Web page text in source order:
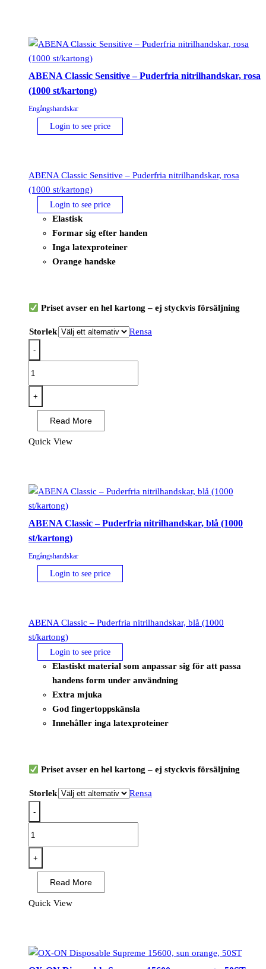
mängd
ABENA Classic Sensitive – Puderfria nitrilhandskar, rosa
(1000 st/kartong)
Engångshandskar
Login to see price
ABENA Classic Sensitive – Puderfria nitrilhandskar, rosa
(1000 st/kartong)
Login to see price
Elastisk
Formar sig efter handen
Inga latexproteiner
Orange handske
Priset avser en hel kartong – ej styckvis försäljning
Storlek Rensa
-
Sensitive
–
Puderfria
nitrilhandskar,
mängd
+
Read More
Quick View
ABENA Classic – Puderfria nitrilhandskar, blå (1000
st/kartong)
Engångshandskar
Login to see price
ABENA Classic – Puderfria nitrilhandskar, blå (1000
st/kartong)
Login to see price
Elastiskt material som anpassar sig för att passa
handens form under användning
Extra mjuka
God fingertoppskänsla
Innehåller inga latexproteiner
Priset avser en hel kartong – ej styckvis försäljning
Storlek Rensa
-
Puderfria
nitrilhandskar,
blå
+
Read More
Quick View